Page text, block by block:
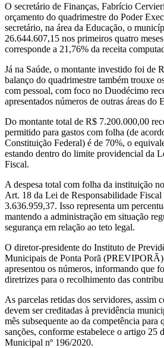
O secretário de Finanças, Fabrício
orçamento do quadrimestre do Poder
secretário, na área da Educação, o
26.644.607,15 nos primeiros quatro
corresponde a 21,76% da receita
Já na Saúde, o montante investido foi de
balanço do quadrimestre também trouxe
com pessoal, com foco no Duodécimo
apresentados números de outras áreas do
Do montante total de R$ 7.200.000,00
permitido para gastos com folha (de
Constituição Federal) é de 70%, o
estando dentro do limite providencial da
Fiscal.
A despesa total com folha da instituição
Art. 18 da Lei de Responsabilidade
3.636.959,37. Isso representa um
mantendo a administração em situação
segurança em relação ao teto legal.
O diretor-presidente do Instituto de
Municipais de Ponta Porã
apresentou os números, informando que
diretrizes para o recolhimento das
As parcelas retidas dos servidores, assim
devem ser creditadas à previdência
mês subsequente ao da competência para
sanções, conforme estabelece o artigo 25
Municipal nº 196/2020.